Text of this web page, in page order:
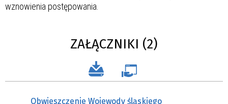
wznowienia postępowania.
ZAŁĄCZNIKI (2)
Obwieszczenie Wojewody śląskiego